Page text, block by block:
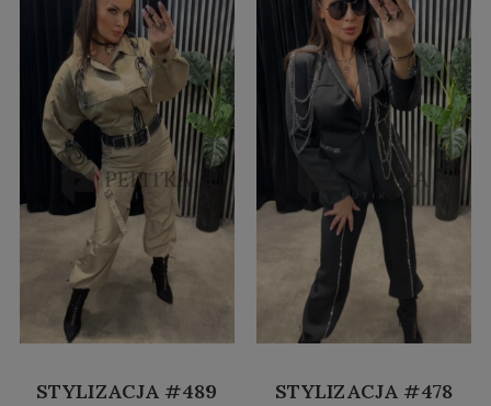
STYLIZACJA #489 STYLIZACJA #478